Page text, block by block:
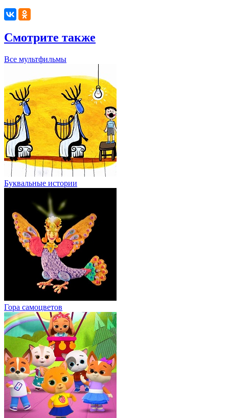
Смотрите также
Все мультфильмы
Буквальные истории
Гора cамоцветов